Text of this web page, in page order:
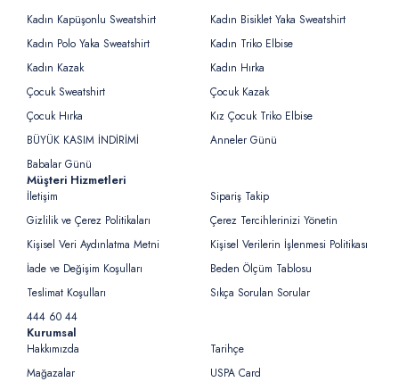
Kadın Kapüşonlu Sweatshirt
Kadın Bisiklet Yaka Sweatshirt
Kadın Polo Yaka Sweatshirt
Kadın Triko Elbise
Kadın Kazak
Kadın Hırka
Çocuk Sweatshirt
Çocuk Kazak
Çocuk Hırka
Kız Çocuk Triko Elbise
BÜYÜK KASIM İNDİRİMİ
Anneler Günü
Babalar Günü
Müşteri Hizmetleri
İletişim
Sipariş Takip
Gizlilik ve Çerez Politikaları
Çerez Tercihlerinizi Yönetin
Kişisel Veri Aydınlatma Metni
Kişisel Verilerin İşlenmesi Politikası
İade ve Değişim Koşulları
Beden Ölçüm Tablosu
Teslimat Koşulları
Sıkça Sorulan Sorular
444 60 44
Kurumsal
Hakkımızda
Tarihçe
Mağazalar
USPA Card